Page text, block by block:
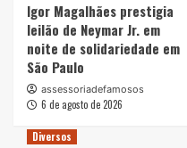
Igor Magalhães prestigia
leilão de Neymar Jr. em
noite de solidariedade em
São Paulo
assessoriadefamosos
6 de agosto de 2026
Diversos